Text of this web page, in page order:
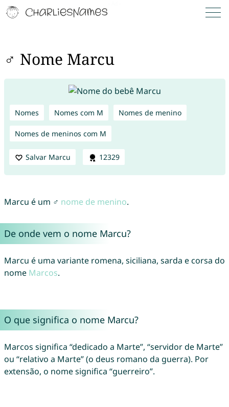
♂ Nome Marcu
Nomes Nomes com M Nomes de menino
Nomes de meninos com M
Salvar Marcu 12329
Marcu é um ♂ nome de menino.
De onde vem o nome Marcu?
Marcu é uma variante romena, siciliana, sarda e corsa do
nome Marcos.
O que significa o nome Marcu?
Marcos significa “dedicado a Marte”, “servidor de Marte”
ou “relativo a Marte” (o deus romano da guerra). Por
extensão, o nome significa “guerreiro”.